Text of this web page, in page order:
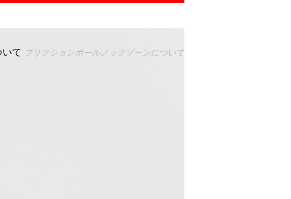
て フリクションボールノックゾーンについて